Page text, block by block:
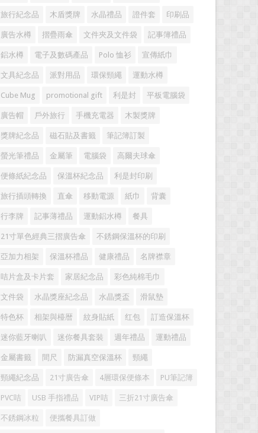
旅行紀念品 木盾獎牌 水晶禮品 證件套 印刷品
廣告水樽 摺疊雨傘 文件夾及文件袋 記事簿禮品
鋁水樽 電子及數碼產品 Polo 恤衫 宣傳紙巾
文具紀念品 派對用品 環保頸繩 運動水樽
Cube Mug promotional gift 利是封 平板電腦袋
廣告帽 戶外旅行 手機充電器 木製獎牌
獎牌紀念品 磁石貼及書籤 筆記簿訂製
螢光筆禮品 金屬筆 電腦袋 高爾夫球傘
便條紙紀念品 保溫杯紀念品 利是封印刷
旅行插頭轉換 直傘 移動電源 紙巾 背囊
行李牌 記事薄禮品 運動鋁水樽 餐具
21寸單色經典三摺廣告傘 不銹鋼保溫杯的印刷
亞加力相架 保溫杯禮品 健康禮品 名牌襟章
咭片盒及卡片套 家居紀念品 彩色純棉毛巾
文件袋 水晶獎座紀念品 水晶獎盃 滑鼠墊
特色杯 相架與檯暦 紋身貼紙 红包 訂造保溫杯
迷你藍牙喇叭 迷你餐具套裝 週年禮品 運動禮品
金屬書籤 間尺 防漏真空保溫杯 頸繩
頸繩紀念品 21寸廣告傘 4層環保便條本 PU筆記簿
PVC咭 USB 手指禮品 VIP咭 三折21寸廣告傘
不銹鋼冰粒 便攜餐具訂做